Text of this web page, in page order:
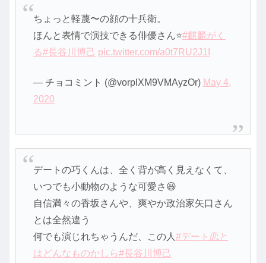
ちょっと軽蔑〜の顔の十兵衛。
ほんと表情で演技できる俳優さん⭐️#麒麟がく
る#長谷川博己 pic.twitter.com/a0t7RU2J1I
— チョコミント (@vorplXM9VMAyzOr) May 4,
2020
デートの巧くんは、全く背が高く見えなくて、
いつでも小動物のような可愛さ😆
自信満々の香坂さんや、爽やか政治家矢口さん
とは全然違う
何でも演じれちゃうんだ、この人 #デート恋と
はどんなものかしら#長谷川博己